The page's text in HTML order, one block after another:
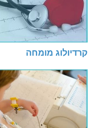
קרדיולוג מומחה